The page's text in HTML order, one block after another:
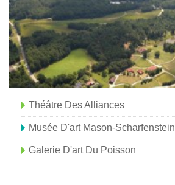
Théâtre Des Alliances
Musée D'art Mason-Scharfenstein
Galerie D'art Du Poisson